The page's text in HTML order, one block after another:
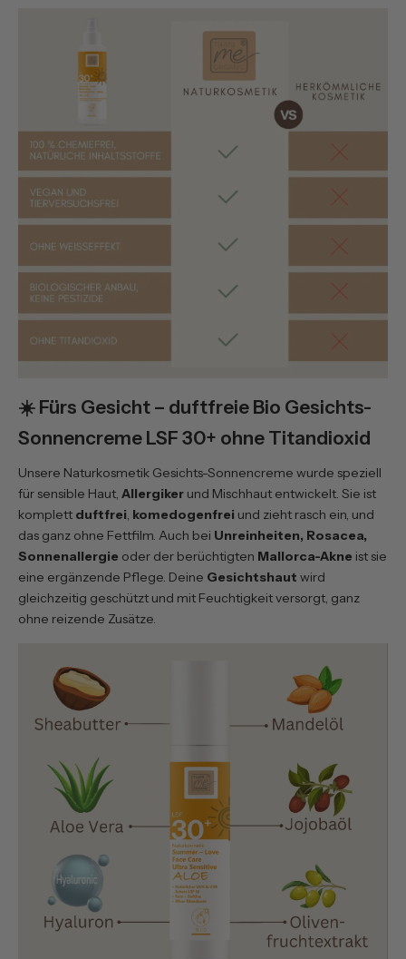
☀️ Fürs Gesicht – duftfreie Bio Gesichts-
Sonnencreme LSF 30+ ohne Titandioxid
Unsere Naturkosmetik Gesichts-Sonnencreme wurde speziell
für sensible Haut, Allergiker und Mischhaut entwickelt. Sie ist
komplett duftfrei, komedogenfrei und zieht rasch ein, und
das ganz ohne Fettfilm. Auch bei Unreinheiten, Rosacea,
Sonnenallergie oder der berüchtigten Mallorca-Akne ist sie
eine ergänzende Pflege. Deine Gesichtshaut wird
gleichzeitig geschützt und mit Feuchtigkeit versorgt, ganz
ohne reizende Zusätze.